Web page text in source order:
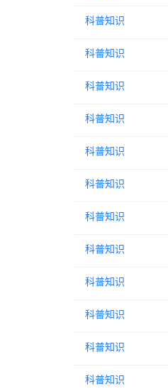
科普知识
科普知识
科普知识
科普知识
科普知识
科普知识
科普知识
科普知识
科普知识
科普知识
科普知识
科普知识